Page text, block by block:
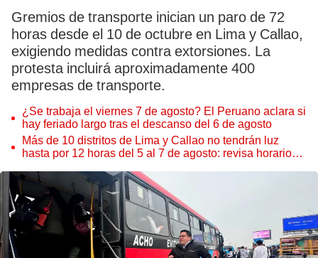
Gremios de transporte inician un paro de 72
horas desde el 10 de octubre en Lima y Callao,
exigiendo medidas contra extorsiones. La
protesta incluirá aproximadamente 400
empresas de transporte.
¿Se trabaja el viernes 7 de agosto? El Peruano aclara si
hay feriado largo tras el descanso del 6 de agosto
Más de 10 distritos de Lima y Callao no tendrán luz
hasta por 12 horas del 5 al 7 de agosto: revisa horarios y